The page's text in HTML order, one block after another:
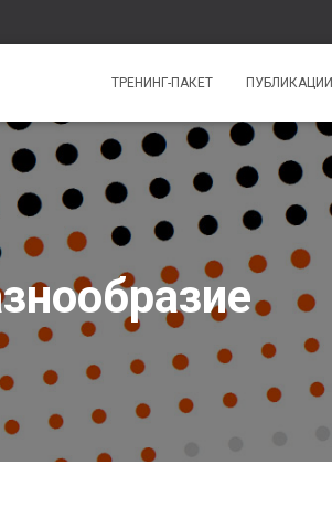
ТРЕНИНГ-ПАКЕТ ПУБЛИКАЦИИ